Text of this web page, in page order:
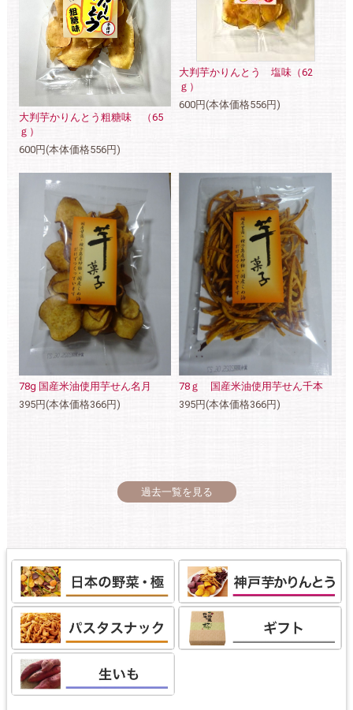
大判芋かりんとう粗糖味 （65
ｇ）
600円(本体価格556円)
大判芋かりんとう 塩味（62
ｇ）
600円(本体価格556円)
78g 国産米油使用芋せん名月
395円(本体価格366円)
78ｇ 国産米油使用芋せん千本
395円(本体価格366円)
過去一覧を見る